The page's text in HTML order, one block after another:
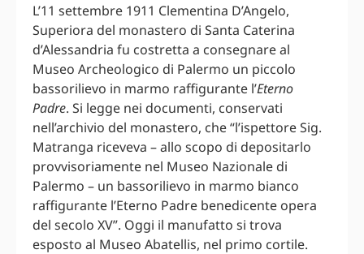
L’11 settembre 1911 Clementina D’Angelo,
Superiora del monastero di Santa Caterina
d’Alessandria fu costretta a consegnare al
Museo Archeologico di Palermo un piccolo
bassorilievo in marmo raffigurante l’Eterno
Padre. Si legge nei documenti, conservati
nell’archivio del monastero, che “l’ispettore Sig.
Matranga riceveva – allo scopo di depositarlo
provvisoriamente nel Museo Nazionale di
Palermo – un bassorilievo in marmo bianco
raffigurante l’Eterno Padre benedicente opera
del secolo XV”. Oggi il manufatto si trova
esposto al Museo Abatellis, nel primo cortile.